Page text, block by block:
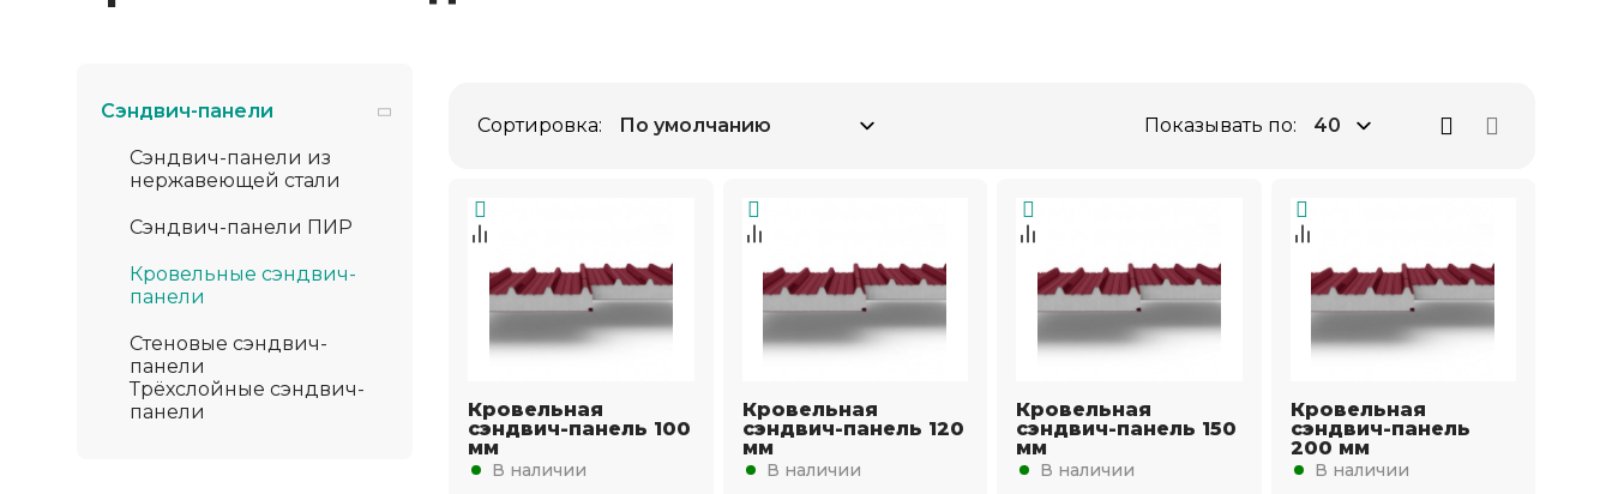
Сэндвич-панели
Сэндвич-панели из
нержавеющей стали
Сэндвич-панели ПИР
Кровельные сэндвич-
панели
Стеновые сэндвич-
панели
Трёхслойные сэндвич-
панели
Сортировка: Показывать по:
Кровельная
сэндвич-панель 100
мм
В наличии
Кровельная
сэндвич-панель 120
мм
В наличии
Кровельная
сэндвич-панель 150
мм
В наличии
Кровельная
сэндвич-панель
200 мм
В наличии